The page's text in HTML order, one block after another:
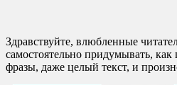
Здравствуйте, влюбленные
самостоятельно придумывать,
фразы, даже целый текст, и